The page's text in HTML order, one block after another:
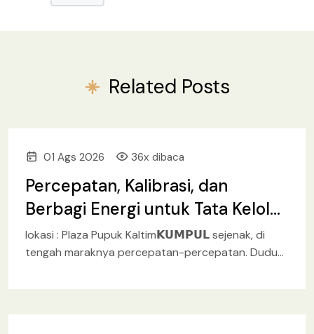
Related Posts
01 Ags 2026 36x dibaca
Percepatan, Kalibrasi, dan
Berbagi Energi untuk Tata Kelola
Perusahaan yang Lebih Baik
lokasi : Plaza Pupuk Kaltim𝗞𝗨𝗠𝗣𝗨𝗟 sejenak, di
tengah maraknya percepatan-percepatan. Duduk